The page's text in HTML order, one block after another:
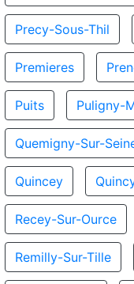
Precy-Sous-Thil
Premieres
Puits Puligny-
Quemigny-Sur-
Quincey
Recey-Sur-Ource
Remilly-Sur-Tille